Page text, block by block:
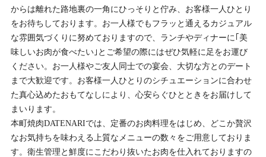
からは離れた路地裏の一角にひっそりと佇み、お客様一人ひとり
をお待ちしております。お一人様でもフラッと通えるカジュアル
な雰囲気づくりに努めておりますので、ランチやディナーに｢美
味しいお肉が食べたい｣とご希望の際にはぜひ気軽に足をお運び
ください。お一人様やご友人同士での宴会、大切な方とのデート
まで大歓迎です。お客様一人ひとりのシチュエーションに合わせ
た真心込めたおもてなしにより、心安らぐひとときをお届けして
まいります。
本町焼肉DATENARIでは、定番のお肉料理をはじめ、どこか贅沢
なお気持ちを味わえる上質なメニューの数々をご用意しておりま
す。衛生管理と鮮度にこだわり抜いたお肉を仕入れておりますの